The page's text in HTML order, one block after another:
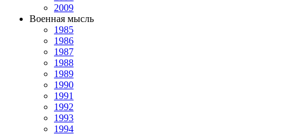
2009
Военная мысль
1985
1986
1987
1988
1989
1990
1991
1992
1993
1994